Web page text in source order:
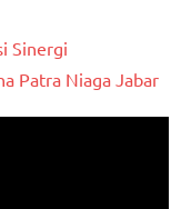
Sinergi
Patra Niaga Jabar